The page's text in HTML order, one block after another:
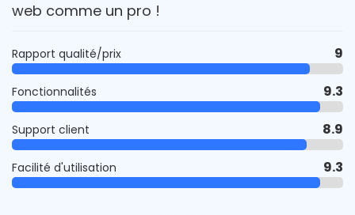
web comme un pro !
Rapport qualité/prix 9
Fonctionnalités 9.3
Support client 8.9
Facilité d'utilisation 9.3